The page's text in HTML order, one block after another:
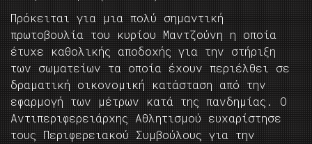
Πρόκειται για μια πολύ σημαντική
πρωτοβουλία του κυρίου Μαντζούνη η οποία
έτυχε καθολικής αποδοχής για την στήριξη
των σωματείων τα οποία έχουν περιέλθει σε
δραματική οικονομική κατάσταση από την
εφαρμογή των μέτρων κατά της πανδημίας. Ο
Αντιπεριφερειάρχης Αθλητισμού ευχαρίστησε
τους Περιφερειακού Συμβούλους για την